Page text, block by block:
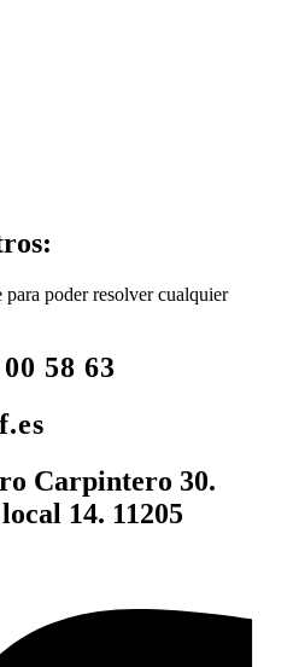
poder resolver cualquier
58 63
Carpintero 30.
14. 11205